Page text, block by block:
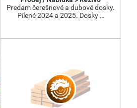
Predam čerešnové a dubové dosky.
Pílené 2024 a 2025. Dosky …